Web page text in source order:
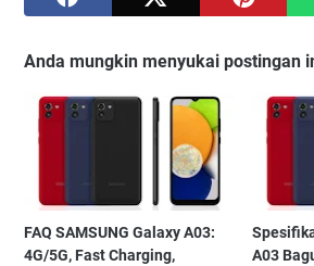
Anda mungkin menyukai postingan
FAQ SAMSUNG Galaxy A03:
4G/5G, Fast Charging,
A03